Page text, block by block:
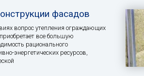
фасадов
вопрос утепления ограждающих
все большую
рационального
энергетических ресурсов,